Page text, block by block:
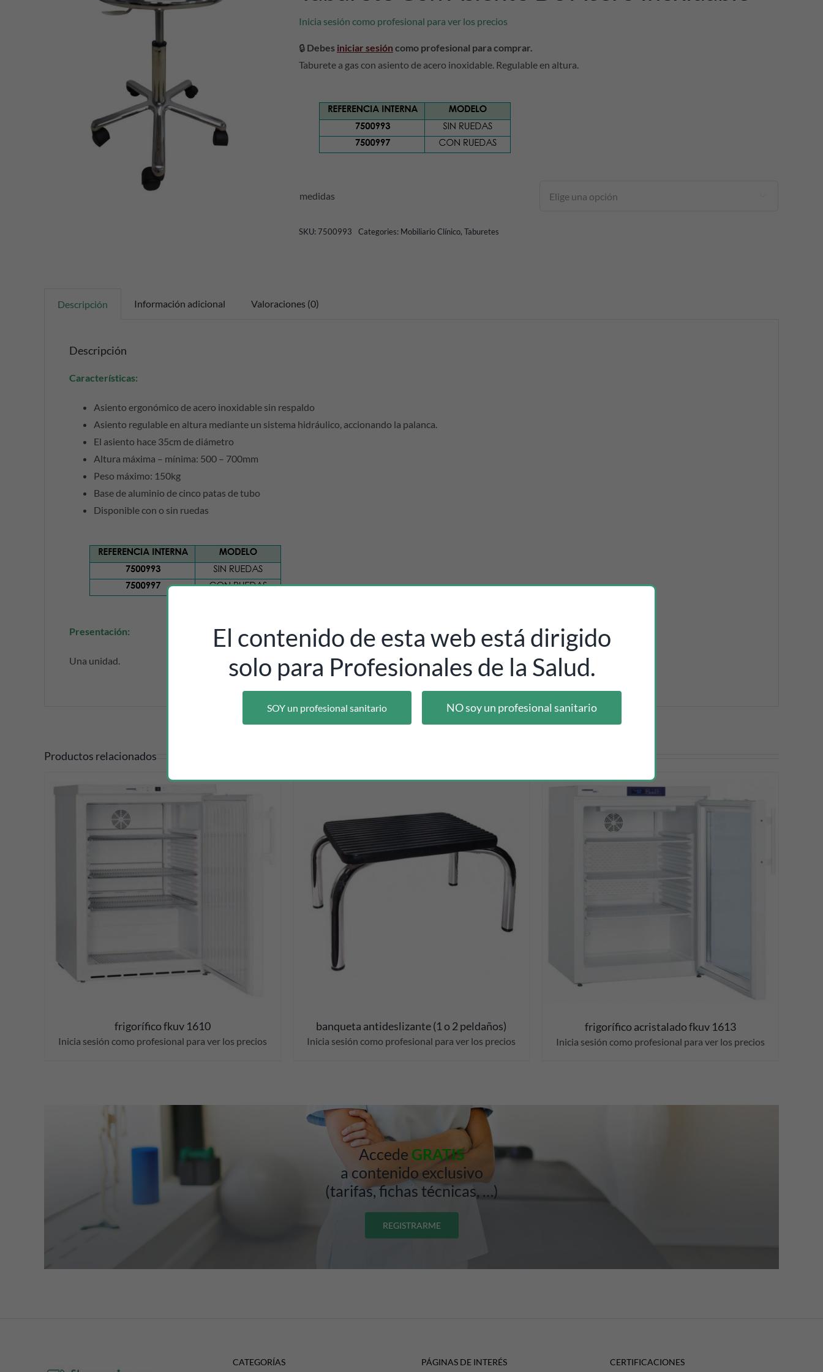
Inicia sesión como profesional para ver los precios
🔒 Debes iniciar sesión como profesional para comprar.
Taburete a gas con asiento de acero inoxidable. Regulable en altura.
medidas
SKU: 7500993 Categories: Mobiliario Clínico, Taburetes
Descripción Información adicional Valoraciones (0)
Descripción
Características:
Asiento ergonómico de acero inoxidable sin respaldo
Asiento regulable en altura mediante un sistema hidráulico, accionando la palanca.
El asiento hace 35cm de diámetro
Altura máxima – mínima: 500 – 700mm
Peso máximo: 150kg
Base de aluminio de cinco patas de tubo
Disponible con o sin ruedas
Presentación:
Una unidad.
Productos relacionados
frigorífico fkuv 1610
Inicia sesión como profesional para ver los precios
DETALLES
banqueta antideslizante (1 o 2 peldaños)
Inicia sesión como profesional para ver los precios
frigorífico acristalado fkuv 1613
Inicia sesión como profesional para ver los precios
Accede GRATIS
a contenido exclusivo
(tarifas, fichas técnicas, …)
REGISTRARME
CATEGORÍAS PÁGINAS DE INTERÉS CERTIFICACIONES
El contenido de esta web está dirigido
solo para Profesionales de la Salud.
SOY un profesional sanitario NO soy un profesional sanitario